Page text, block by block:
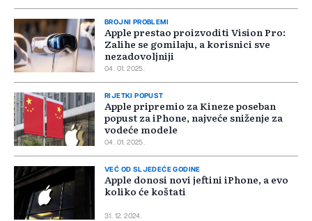
BROJNI PROBLEMI
Apple prestao proizvoditi Vision Pro:
Zalihe se gomilaju, a korisnici sve
nezadovoljniji
04. 01. 2025.
RIJETKI POPUST
Apple pripremio za Kineze poseban
popust za iPhone, najveće sniženje za
vodeće modele
04. 01. 2025.
VEĆ OD SLJEDEĆE GODINE
Apple donosi novi jeftini iPhone, a evo
koliko će koštati
31. 12. 2024.